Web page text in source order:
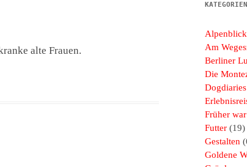
alte Frauen.
KATEGORIEN
Alpenblick
Am
Berliner
Die
Dogdiaries
Früher
Futter (19)
Gestalten
Goldene